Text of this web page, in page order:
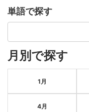
単語で探す
月別で探す
1月
4月